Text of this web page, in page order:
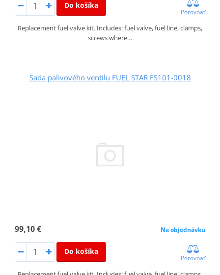
Do košíka
Porovnať
Replacement fuel valve kit. Includes: fuel valve, fuel line, clamps,
screws where…
Sada palivového ventilu FUEL STAR FS101-0018
99,10 € Na objednávku
Do košíka
Porovnať